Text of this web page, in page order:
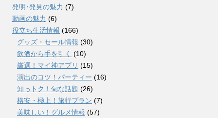
発明･発見の魅力 (7)
動画の魅力 (6)
役立ち生活情報 (166)
グッズ・セール情報 (30)
飲酒から手を引く (10)
厳選！マイ神アプリ (15)
演出のコツ！パーティー (16)
知っトク！旬な話題 (26)
格安・極上！旅行プラン (7)
美味しい！グルメ情報 (57)